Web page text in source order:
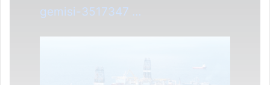
gemisi-3517347 …